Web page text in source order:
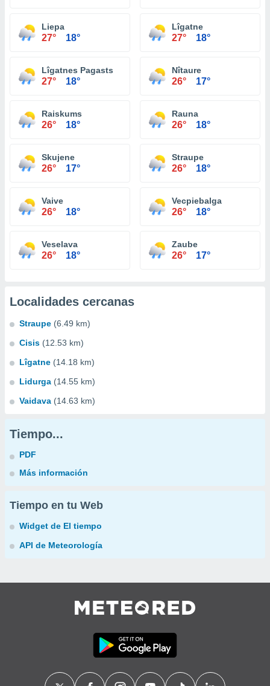
Liepa
27° 18°
Lîgatne
27° 18°
Lîgatnes Pagasts
27° 18°
Nîtaure
26° 17°
Raiskums
26° 18°
Rauna
26° 18°
Skujene
26° 17°
Straupe
26° 18°
Vaive
26° 18°
Vecpiebalga
26° 18°
Veselava
26° 18°
Zaube
26° 17°
Localidades cercanas
Straupe (6.49 km)
Cisis (12.53 km)
Lîgatne (14.18 km)
Lidurga (14.55 km)
Vaidava (14.63 km)
Tiempo...
PDF
Más información
Tiempo en tu Web
Widget de El tiempo
API de Meteorología